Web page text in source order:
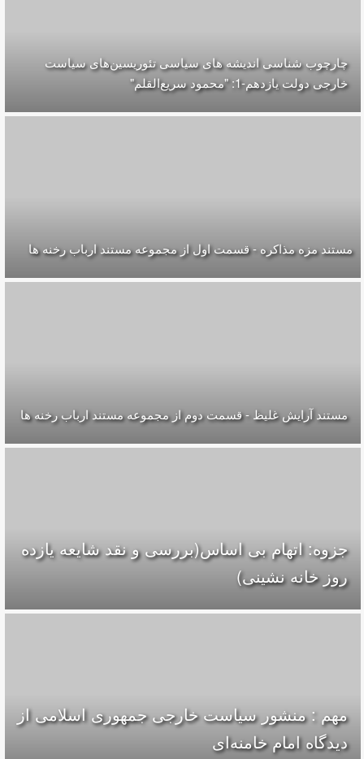
چارچوب شناسی اندیشه های سیاسی تئوریسین‌های سیاست
خارجی دولت یازدهم-1: "محمود سریع‌القلم‌"
مستند مزه مذاکره - قسمت اول از مجموعه مستند ارباب رخنه ها
مستند آرایش غلیظ - قسمت دوم از مجموعه مستند ارباب رخنه ها
جزوه: اتهام بی اساس(بررسی و نقد شایعه یازده
روز خانه نشینی)
مهم : منشور سیاست خارجی جمهوری اسلامی از
دیدگاه امام خامنه‌ای